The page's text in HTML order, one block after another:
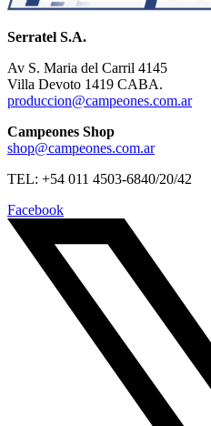
Serratel S.A.
Av S. Maria del Carril 4145
Villa Devoto 1419 CABA.
produccion@campeones.com.ar
Campeones Shop
shop@campeones.com.ar
TEL: +54 011 4503-6840/20/42
Facebook